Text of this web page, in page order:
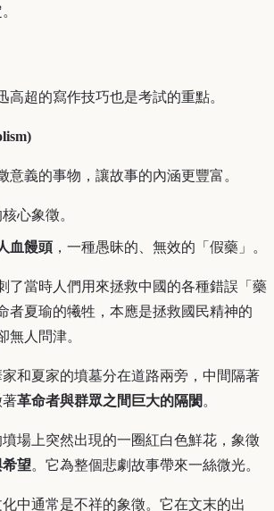
高超的寫作技巧也是考試的重點。
意義的事物，讓故事的內涵更豐富。
心象徵。
血饅頭 ，一種愚昧的、無效的「假藥」。
了當時人們用來拯救中國的各種錯誤「藥
者夏瑜的犧牲，本應是拯救國民精神的
無人問津。
家和夏家的墳墓分在道路兩旁，中間隔著
著革命者與群眾之間巨大的隔閡 。
場上突然出現的一圈紅白色鮮花，象徵
望。它為整個悲劇故事帶來一絲微光。
中通常是不祥的象徵。它在文末的出